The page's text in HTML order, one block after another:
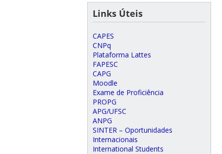
Links Úteis
CAPES
CNPq
Plataforma Lattes
FAPESC
CAPG
Moodle
Exame de Proficiência
PROPG
APG/UFSC
ANPG
SINTER – Oportunidades
Internacionais
International Students